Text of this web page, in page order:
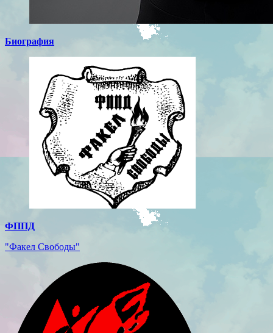
Биография
ФППД
"Факел Свободы"